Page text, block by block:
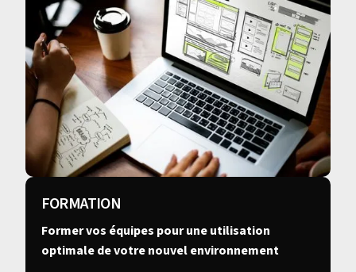
FORMATION
Former vos équipes pour une utilisation
optimale de votre nouvel environnement